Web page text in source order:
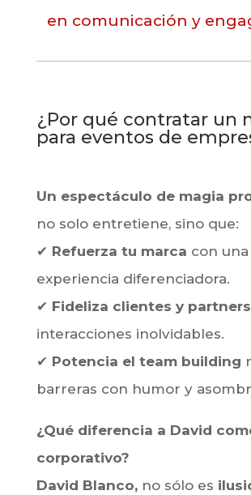
en comunicación y
¿Por qué contratar un
para eventos de
Un espectáculo de magia
no solo entretiene, sino que:
✔ Refuerza tu marca con una
experiencia diferenciadora.
✔ Fideliza clientes y partners
interacciones inolvidables.
✔ Potencia el team building
barreras con humor y
¿Qué diferencia a David
corporativo?
David Blanco, no sólo es